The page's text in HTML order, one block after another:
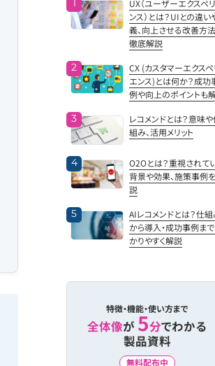
UX（ユーザーエクスペ
ンス）とは？UIとの違い
義、向上させる改善方
徹底解説
CX (カスタマーエクスペ
エンス)とは何か？成功
例や向上のポイントも
レコメンドとは？意味
組み、活用メリット
O2Oとは？重視されて
背景や効果、施策事例
説
AIレコメンドとは？仕
から導入・成功事例ま
かりやすく解説
特徴・機能・使い方まで
全体像が 5分でわかる
製品資料
無料配布中